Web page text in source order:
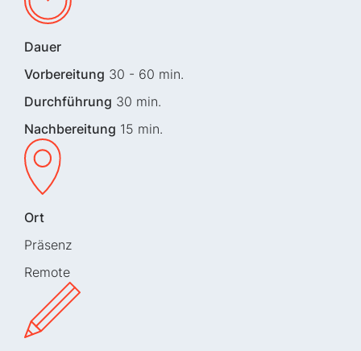
Dauer
Vorbereitung 30 - 60 min.
Durchführung 30 min.
Nachbereitung 15 min.
Ort
Präsenz
Remote